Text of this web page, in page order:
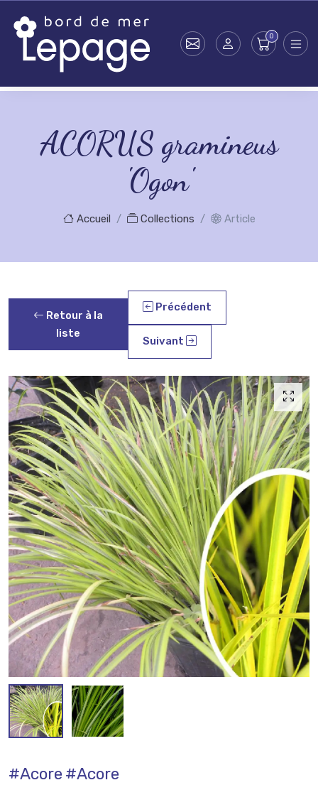
ACORUS gramineus
'Ogon'
Accueil Collections Article
Retour à la
liste
Précédent
Suivant
#Acore#Acore